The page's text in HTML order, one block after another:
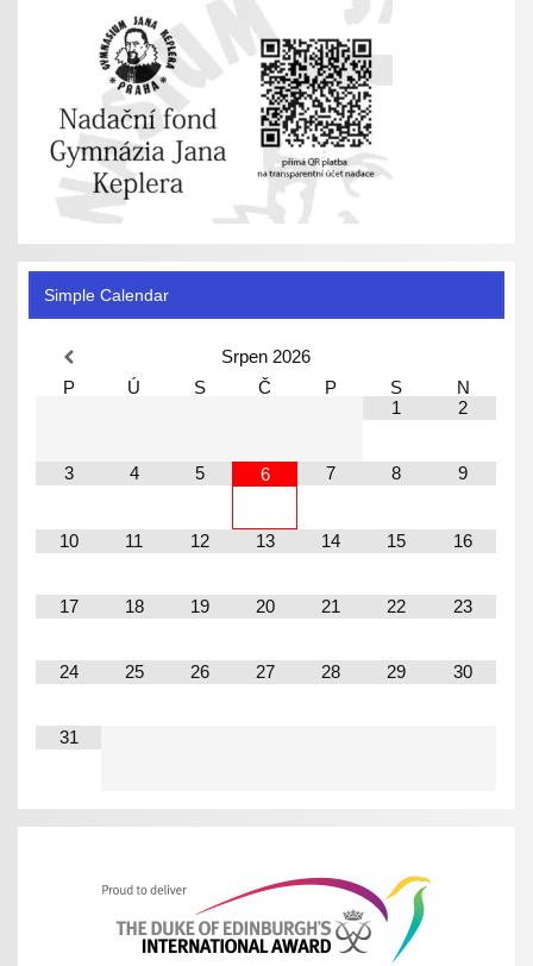
Simple Calendar
Srpen 2026
P
Ú S Č P S
N
1
2
3 4 5 6 7 8 9
10 11 12 13 14 15 16
17 18 19 20 21 22 23
24 25 26 27 28 29 30
31